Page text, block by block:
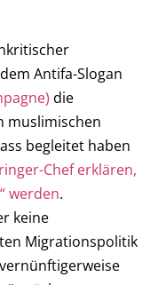
Antifa-Slogan
die
muslimischen
begleitet haben
Chef erklären,
werden.
keine
Migrationspolitik